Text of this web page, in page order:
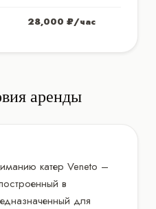
28,000 ₽/час
аренды
катер Veneto –
в
для